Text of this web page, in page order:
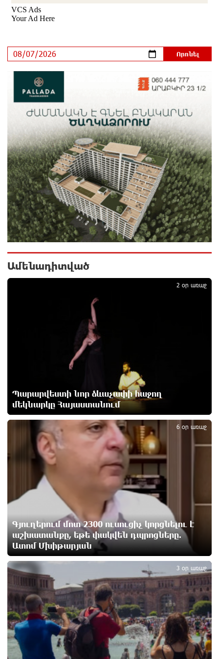
Օգոստոսի 7-ին՝ Գարեգին Բ Ամենայն Հայոց
Կաթողիկոսի դատական նիստը
ՆԳՆ-ն՝ աղբակույտի տակ մնացած քաղաքացու
մահվան մասին
9 ժամ առաջ
«Համահայկական ճակատ» շարժումը
զորակցություն է հայտնում Ամենայն Հայոց
Կաթողիկոսին
9 ժամ առաջ
Ավտովթար՝ Կոտայքի մարզում. Զովունի-Եղվարդ
ճանապարհին բախվել են «Alfa Romeo»-ն և «Opel»-
ը. կա վիրավոր
9 ժամ առաջ
Արժևորվում է Շիրակի երգիծական
բանահյուսությունը
Վրաստանում պետական ​​պաշտոնյային կաշառելու
փորձի համար քաղաքացի է ձերբակալվել
ՌԴ-ն պատրաստ է շարունակել Հայաստանի
երկաթուղիների կոնցեսիոն կառավարումը.
Հայաստանի բնակչության թիվը շուրջ 7 հազարով
ավելացել է
Իսրայելի ՊԲ-ն հարձակվել է Լիբանանում
«Հըզբոլլահ»-ի հրամանատարական կետերի և
պահեստների վրա
«Ռեալ Մադրիդ»-ն ու «ՌԲ Լայպցիգը»
համաձայնության են եկել Յան Դիոմանդեի
տրանսֆերի վերաբերյալ
11 ժամ առաջ
Այսօրվա կառավարությունը ուսանողներին
առաջարկում է պահանջարկ չունեցող
մասնագիտություններ. Ատոմ Մխիթարյան
11 ժամ առաջ
Հայրենիքը փոքրանում է մեր աչքերի առաջ․
ազգային ողբերգություն է․ Ավետիք Չալաբյան
11 ժամ առաջ
Սամվել Կարապետյանը «ամբողջ հայության
Ամենադիտված
Պարարվեստի նոր ձևաչափի հաջող
մեկնարկը Հայաստանում
2 օր առաջ
1
Գյուղերում մոտ 2300 ուսուցիչ կորցնելու է
աշխատանքը, եթե փակվեն դպրոցները.
Ատոմ Մխիթարյան
6 օր առաջ
2
3 օր առաջ
3